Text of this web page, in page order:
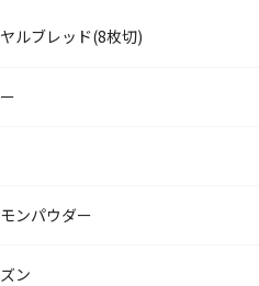
ルブレッド(8枚切)
ンパウダー
ン